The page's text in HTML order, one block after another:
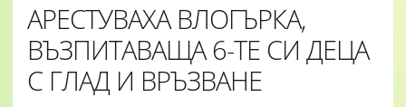
АРЕСТУВАХА ВЛОГЪРКА,
ВЪЗПИТАВАЩА 6-ТЕ СИ ДЕЦА
С ГЛАД И ВРЪЗВАНЕ